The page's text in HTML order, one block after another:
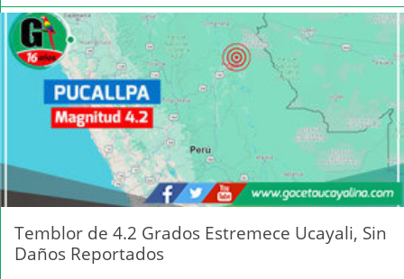
Temblor de 4.2 Grados Estremece Ucayali, Sin
Daños Reportados